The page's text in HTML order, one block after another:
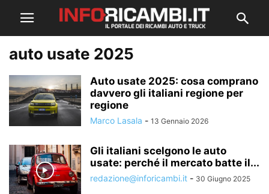
auto usate 2025
Auto usate 2025: cosa comprano
davvero gli italiani regione per
regione
Marco Lasala - 13 Gennaio 2026
Gli italiani scelgono le auto
usate: perché il mercato batte il...
redazione@inforicambi.it - 30 Giugno 2025